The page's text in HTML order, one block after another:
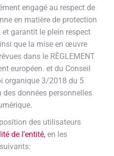
engagé au respect de
en matière de protection
garantit le plein respect
que la mise en œuvre
dans le RÈGLEMENT
européen. et du Conseil
organique 3/2018 du 5
données personnelles
des utilisateurs
de l’entité, en les